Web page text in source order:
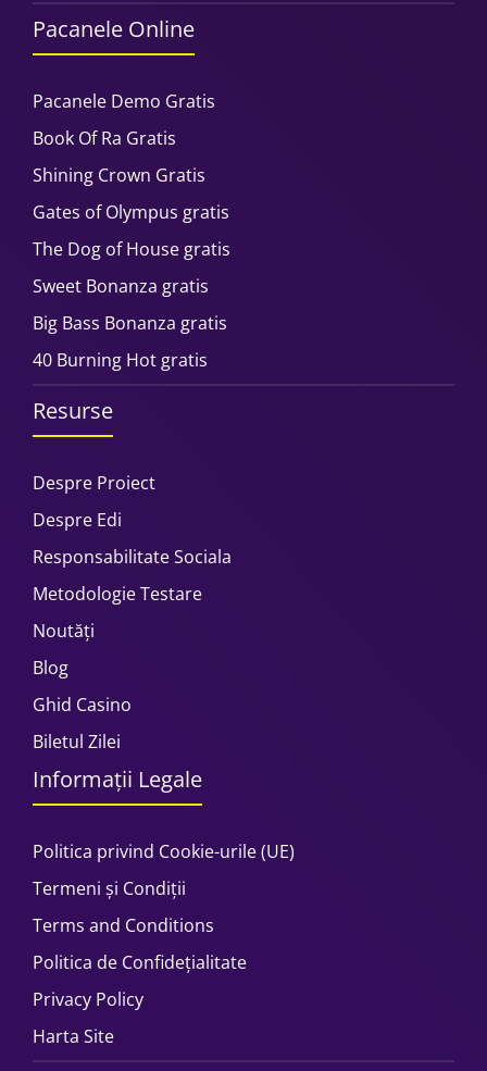
Pacanele Online
Pacanele Demo Gratis
Book Of Ra Gratis
Shining Crown Gratis
Gates of Olympus gratis
The Dog of House gratis
Sweet Bonanza gratis
Big Bass Bonanza gratis
40 Burning Hot gratis
Resurse
Despre Proiect
Despre Edi
Responsabilitate Sociala
Metodologie Testare
Noutăți
Blog
Ghid Casino
Biletul Zilei
Informații Legale
Politica privind Cookie-urile (UE)
Termeni și Condiții
Terms and Conditions
Politica de Confidețialitate
Privacy Policy
Harta Site